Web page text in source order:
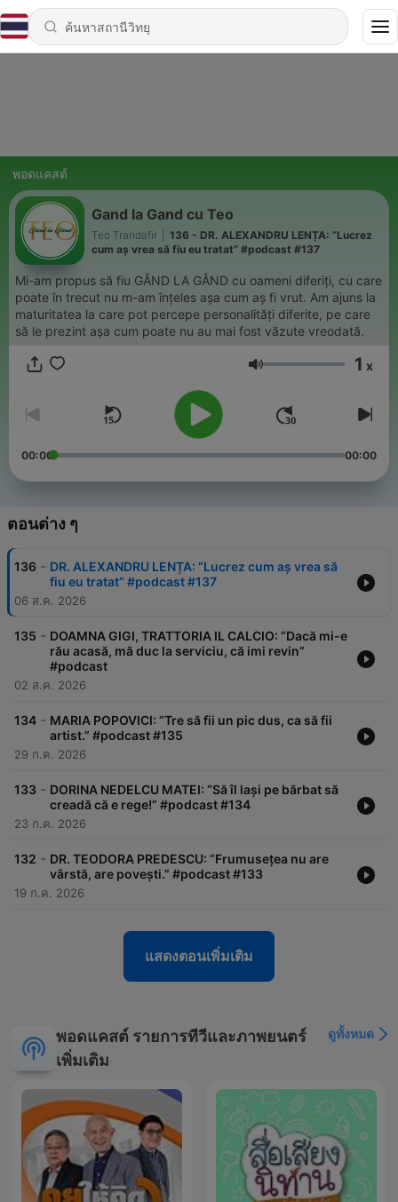
พอดแคสต์
Gand la Gand cu Teo
Teo Trandafir
136 - DR. ALEXANDRU LENȚA: “Lucrez
cum aș vrea să fiu eu tratat” #podcast #137
Mi-am propus să fiu GÂND LA GÂND cu oameni diferiți, cu care
poate în trecut nu m-am înțeles așa cum aș fi vrut. Am ajuns la
maturitatea la care pot percepe personalități diferite, pe care
să le prezint așa cum poate nu au mai fost văzute vreodată.
ระดับเสียง 1 x
00:00 00:00
ตอนต่าง ๆ
136 - DR. ALEXANDRU LENȚA: “Lucrez cum aș vrea să
fiu eu tratat” #podcast #137
06 ส.ค. 2026
135 - DOAMNA GIGI, TRATTORIA IL CALCIO: “Dacă mi-e
rău acasă, mă duc la serviciu, că imi revin”
#podcast
02 ส.ค. 2026
134 - MARIA POPOVICI: “Tre să fii un pic dus, ca să fii
artist.” #podcast #135
29 ก.ค. 2026
133 - DORINA NEDELCU MATEI: “Să îl lași pe bărbat să
creadă că e rege!” #podcast #134
23 ก.ค. 2026
132 - DR. TEODORA PREDESCU: “Frumusețea nu are
vârstă, are povești.” #podcast #133
19 ก.ค. 2026
แสดงตอนเพิ่มเติม
พอดแคสต์ รายการทีวีและภาพยนตร์
เพิ่มเติม
ดูทั้งหมด